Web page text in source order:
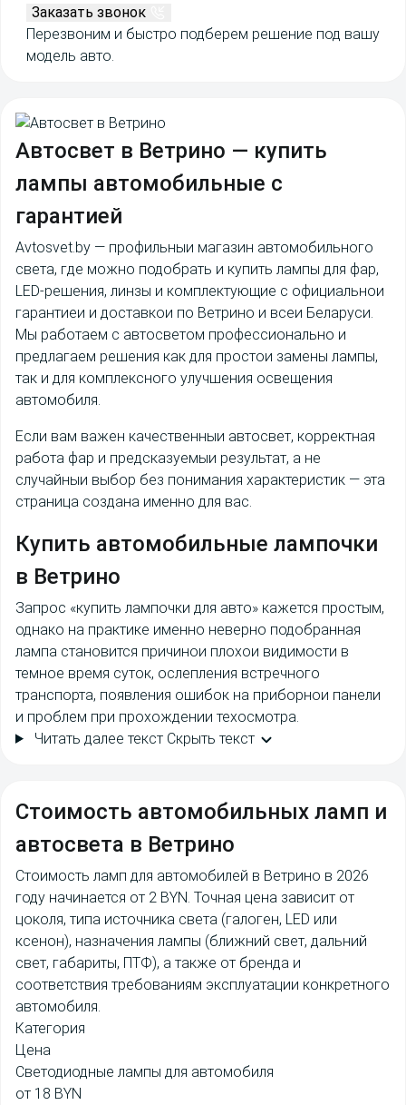
Заказать звонок
Перезвоним и быстро подберем решение под вашу
модель авто.
Автосвет в Ветрино — купить
лампы автомобильные с
гарантией
Avtosvet.by — профильныи магазин автомобильного
света, где можно подобрать и купить лампы для фар,
LED-решения, линзы и комплектующие с официальнои
гарантиеи и доставкои по Ветрино и всеи Беларуси.
Мы работаем с автосветом профессионально и
предлагаем решения как для простои замены лампы,
так и для комплексного улучшения освещения
автомобиля.
Если вам важен качественныи автосвет, корректная
работа фар и предсказуемыи результат, а не
случайныи выбор без понимания характеристик — эта
страница создана именно для вас.
Купить автомобильные лампочки
в Ветрино
Запрос «купить лампочки для авто» кажется простым,
однако на практике именно неверно подобранная
лампа становится причинои плохои видимости в
темное время суток, ослепления встречного
транспорта, появления ошибок на приборнои панели
и проблем при прохождении техосмотра.
Читать далее текст Скрыть текст
Cтоимость автомобильных ламп и
автосвета в Ветрино
Стоимость ламп для автомобилей в Ветрино в 2026
году начинается от 2 BYN. Точная цена зависит от
цоколя, типа источника света (галоген, LED или
ксенон), назначения лампы (ближний свет, дальний
свет, габариты, ПТФ), а также от бренда и
соответствия требованиям эксплуатации конкретного
автомобиля.
Категория
Цена
Светодиодные лампы для автомобиля
от 18 BYN